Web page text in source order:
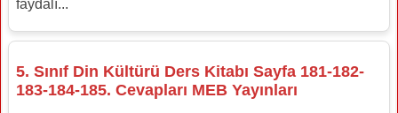
pratik yaparak namaz kılma becerisi kazanırlar.
hakkında bilgi verilir. Kur'an-ı Kerim'in günlük hayatta
rehber olarak kullanımı öğretilir.
Öğrenciler kısa sureler ezberlemeye teşvik edilir.
Kur'an-ı Kerim'e saygı ve sevgi aşılanır.
faydalı...
5. Sınıf Din Kültürü Ders Kitabı Sayfa 181-182-
183-184-185. Cevapları MEB Yayınları